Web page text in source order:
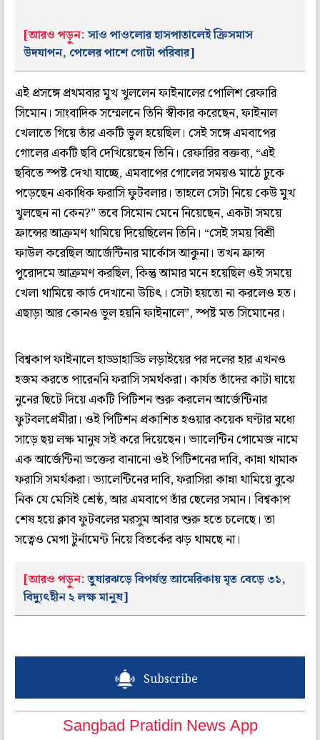
[আরও পড়ুন:সাও পাওলোর হাসপাতালেই ক্রিসমাস
উদযাপন, পেলের পাশে গোটা পরিবার]
এই প্রসঙ্গে প্রথমবার মুখ খুললেন ফাইনালের পোলিশ রেফারি
সিমোন। সাংবাদিক সম্মেলনে তিনি স্বীকার করেছেন, ফাইনাল
খেলাতে গিয়ে তাঁর একটি ভুল হয়েছিল। সেই সঙ্গে এমবাপের
গোলের একটি ছবি দেখিয়েছেন তিনি। রেফারির বক্তব্য, “এই
ছবিতে স্পষ্ট দেখা যাচ্ছে, এমবাপের গোলের সময়ও মাঠে ঢুকে
পড়েছেন একাধিক ফরাসি ফুটবলার। তাহলে সেটা নিয়ে কেউ মুখ
খুলছেন না কেন?” তবে সিমোন মেনে নিয়েছেন, একটা সময়ে
ফ্রান্সের আক্রমণ থামিয়ে দিয়েছিলেন তিনি। “সেই সময় বিশ্রী
ফাউল করেছিল আর্জেন্টিনার মার্কোস আকুনা। তখন ফ্রান্স
পুরোদমে আক্রমণ করছিল, কিন্তু আমার মনে হয়েছিল ওই সময়ে
খেলা থামিয়ে কার্ড দেখানো উচিৎ। সেটা হয়তো না করলেও হত।
এছাড়া আর কোনও ভুল হয়নি ফাইনালে”, স্পষ্ট মত সিমোনের।
বিশ্বকাপ ফাইনালে হাড্ডাহাড্ডি লড়াইয়ের পর দলের হার এখনও
হজম করতে পারেননি ফরাসি সমর্থকরা। কার্যত তাঁদের কাটা ঘায়ে
নুনের ছিটে দিয়ে একটি পিটিশন শুরু করলেন আর্জেন্টিনার
ফুটবলপ্রেমীরা। ওই পিটিশন প্রকাশিত হওয়ার কয়েক ঘণ্টার মধ্যে
সাড়ে ছয় লক্ষ মানুষ সই করে দিয়েছেন। ভ্যালেন্টিন গোমেজ নামে
এক আর্জেন্টিনা ভক্তের বানানো ওই পিটিশনের দাবি, কান্না থামাক
ফরাসি সমর্থকরা। ভ্যালেন্টিনের দাবি, ফরাসিরা কান্না থামিয়ে বুঝে
নিক যে মেসিই শ্রেষ্ঠ, আর এমবাপে তাঁর ছেলের সমান। বিশ্বকাপ
শেষ হয়ে ক্লাব ফুটবলের মরসুম আবার শুরু হতে চলেছে। তা
সত্বেও মেগা টুর্নামেন্ট নিয়ে বিতর্কের ঝড় থামছে না।
[আরও পড়ুন:তুষারঝড়ে বিপর্যস্ত আমেরিকায় মৃত বেড়ে ৩১,
বিদ্যুৎহীন ২ লক্ষ মানুষ]
Subscribe
Sangbad Pratidin News App